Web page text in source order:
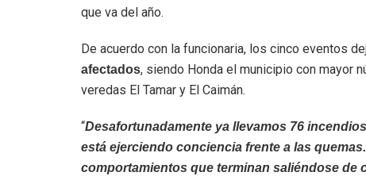
que va del año.
De acuerdo con la funcionaria, los cinco eventos
afectados, siendo Honda el municipio con mayor
veredas El Tamar y El Caimán.
“Desafortunadamente ya llevamos 76
está ejerciendo conciencia frente a las
comportamientos que terminan saliéndose de